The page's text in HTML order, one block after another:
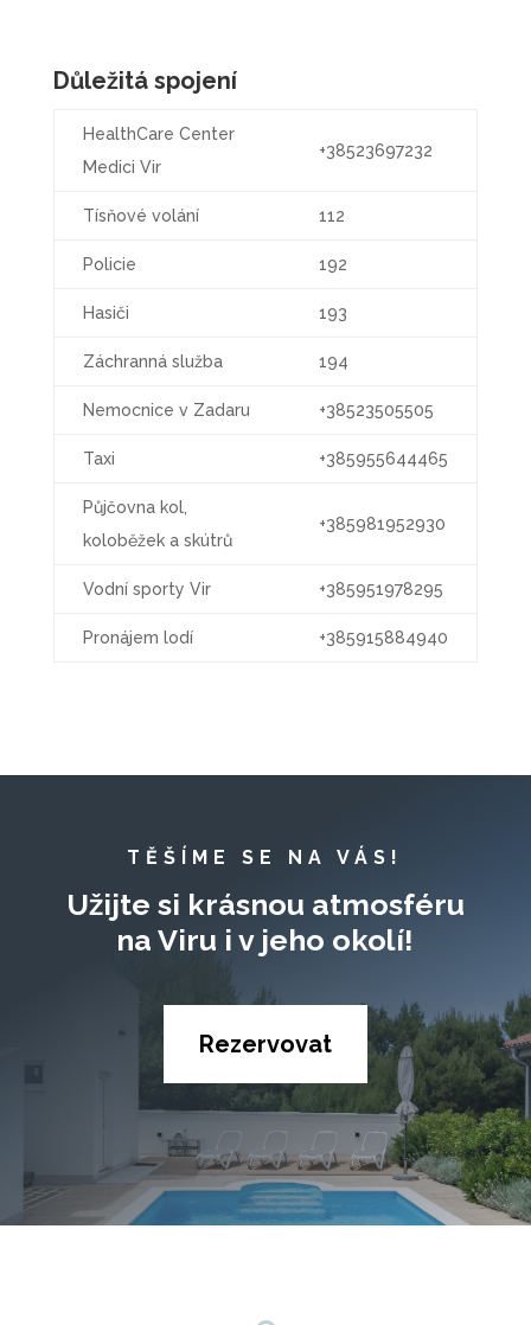
Důležitá spojení
HealthCare Center
Medici Vir
+38523697232
Tísňové volání 112
Policie 192
Hasiči 193
Záchranná služba 194
Nemocnice v Zadaru +38523505505
Taxi +385955644465
Půjčovna kol,
koloběžek a skútrů
+385981952930
Vodní sporty Vir +385951978295
Pronájem lodí +385915884940
TĚŠÍME SE NA VÁS!
Užijte si krásnou atmosféru
na Viru i v jeho okolí!
Rezervovat